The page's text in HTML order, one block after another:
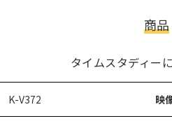
商品
タイムスタディー
K-V372 映